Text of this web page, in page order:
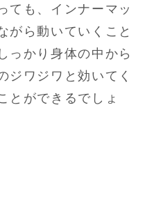
ても、インナーマッ
がら動いていくこと
っかり身体の中から
ジワジワと効いてく
とができるでしょ